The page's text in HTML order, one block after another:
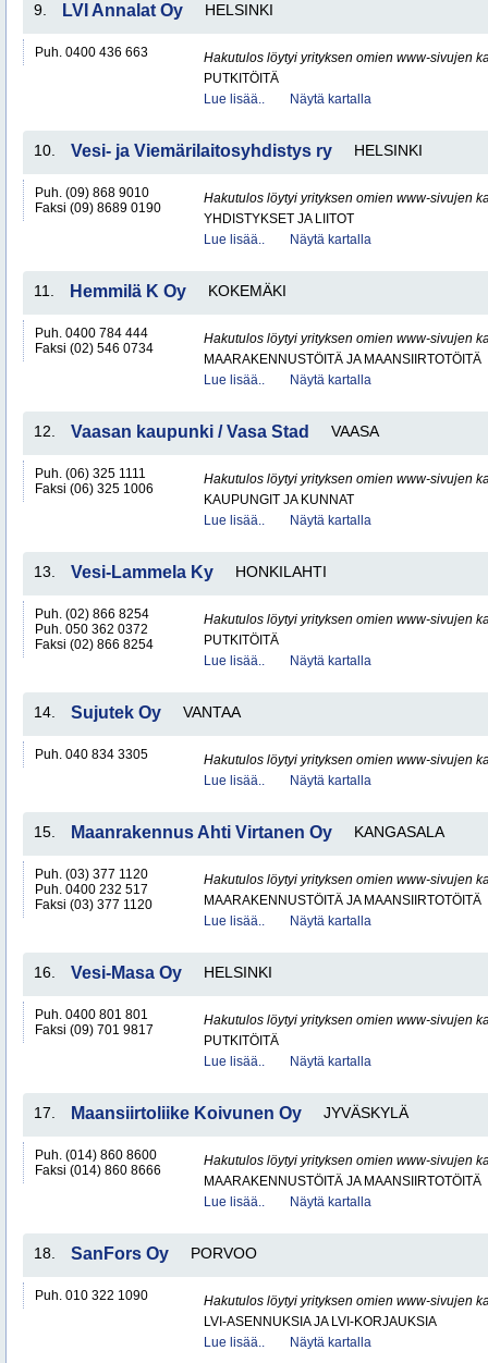
9. LVI Annalat Oy HELSINKI
Puh. 0400 436 663
Hakutulos löytyi yrityksen omien www-sivujen
PUTKITÖITÄ
Lue lisää..
Näytä kartalla
10. Vesi- ja Viemärilaitosyhdistys ry HELSINKI
Puh. (09) 868 9010
Faksi (09) 8689 0190
Hakutulos löytyi yrityksen omien www-sivujen
YHDISTYKSET JA LIITOT
Lue lisää..
Näytä kartalla
11. Hemmilä K Oy KOKEMÄKI
Puh. 0400 784 444
Faksi (02) 546 0734
Hakutulos löytyi yrityksen omien www-sivujen
MAARAKENNUSTÖITÄ JA MAANSIIRTOTÖITÄ
Lue lisää..
Näytä kartalla
12. Vaasan kaupunki / Vasa Stad VAASA
Puh. (06) 325 1111
Faksi (06) 325 1006
Hakutulos löytyi yrityksen omien www-sivujen
KAUPUNGIT JA KUNNAT
Lue lisää..
Näytä kartalla
13. Vesi-Lammela Ky HONKILAHTI
Puh. (02) 866 8254
Puh. 050 362 0372
Faksi (02) 866 8254
Hakutulos löytyi yrityksen omien www-sivujen
PUTKITÖITÄ
Lue lisää..
Näytä kartalla
14. Sujutek Oy VANTAA
Puh. 040 834 3305
Hakutulos löytyi yrityksen omien www-sivujen
Lue lisää..
Näytä kartalla
15. Maanrakennus Ahti Virtanen Oy KANGASALA
Puh. (03) 377 1120
Puh. 0400 232 517
Faksi (03) 377 1120
Hakutulos löytyi yrityksen omien www-sivujen
MAARAKENNUSTÖITÄ JA MAANSIIRTOTÖITÄ
Lue lisää..
Näytä kartalla
16. Vesi-Masa Oy HELSINKI
Puh. 0400 801 801
Faksi (09) 701 9817
Hakutulos löytyi yrityksen omien www-sivujen
PUTKITÖITÄ
Lue lisää..
Näytä kartalla
17. Maansiirtoliike Koivunen Oy JYVÄSKYLÄ
Puh. (014) 860 8600
Faksi (014) 860 8666
Hakutulos löytyi yrityksen omien www-sivujen
MAARAKENNUSTÖITÄ JA MAANSIIRTOTÖITÄ
Lue lisää..
Näytä kartalla
18. SanFors Oy PORVOO
Puh. 010 322 1090
Hakutulos löytyi yrityksen omien www-sivujen
LVI-ASENNUKSIA JA LVI-KORJAUKSIA
Lue lisää..
Näytä kartalla